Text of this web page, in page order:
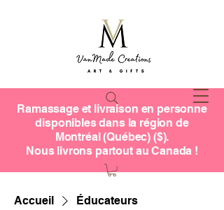
Ramassage et livraison en personne
disponibles dans la région de
Montréal (Québec) ($).
Nous livrons partout au Canada !
Accueil Éducateurs